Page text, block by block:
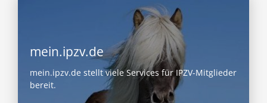
mein.ipzv.de
mein.ipzv.de stellt viele Services für IPZV-Mitglieder
bereit.